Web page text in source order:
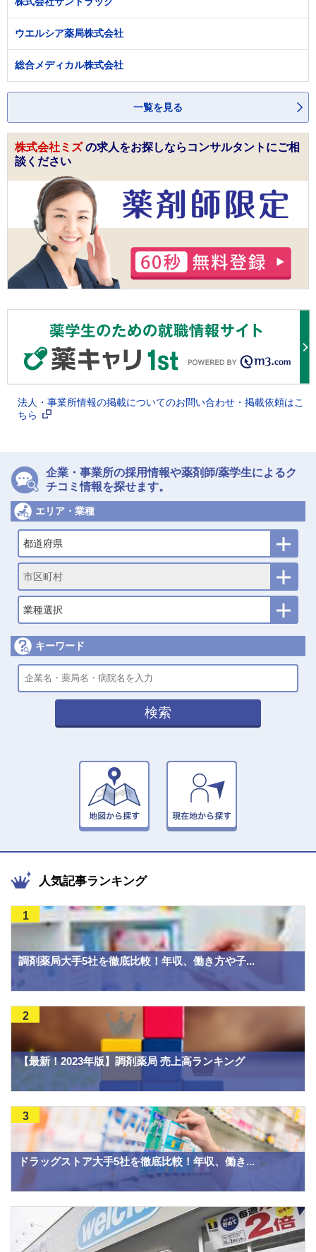
ウエルシア薬局株式会社
総合メディカル株式会社
一覧を見る
株式会社ミズの求人をお探しならコンサルタントにご相
談ください
法人・事業所情報の掲載についてのお問い合わせ・掲載依頼はこ
ちら
企業・事業所の採用情報や薬剤師/薬学生によるク
チコミ情報を探せます。
エリア・業種
都道府県
市区町村
業種選択
キーワード
検索
人気記事ランキング
調剤薬局大手5社を徹底比較！年収、働き方や子...
1
【最新！2023年版】調剤薬局 売上高ランキング
2
ドラッグストア大手5社を徹底比較！年収、働き...
3